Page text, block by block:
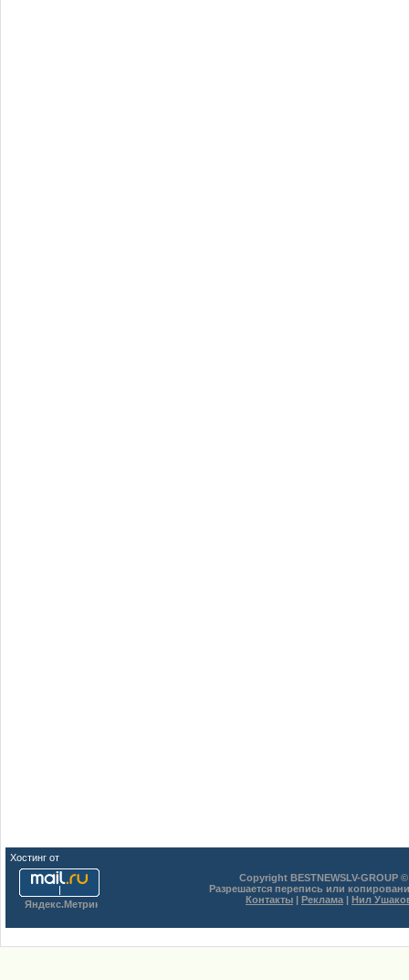
Хостинг от
Copyright BESTNEWSLV-GROUP
Разрешается перепись или
Контакты | Реклама | Нил